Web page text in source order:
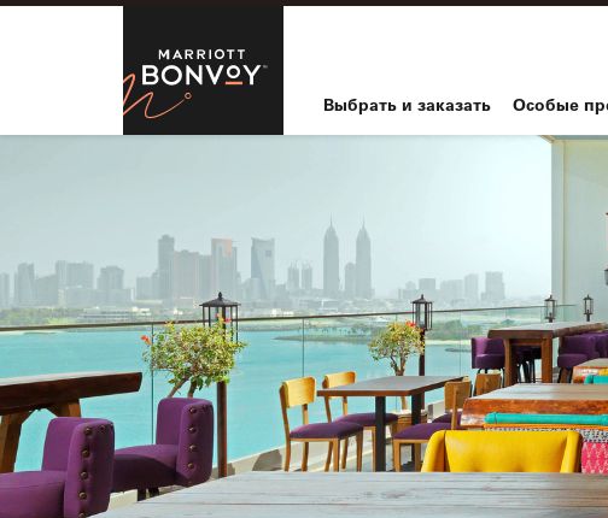
Skip to Content
MarriottВыбрать и заказать Особые